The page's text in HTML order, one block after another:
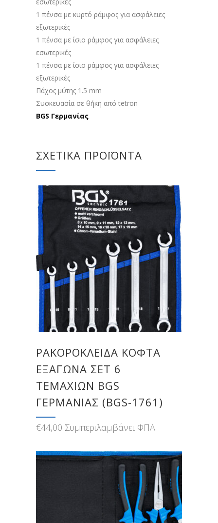
εσωτερικές
1 πένσα με κυρτό ράμφος για ασφάλειες
εξωτερικές
1 πένσα με ίσιο ράμφος για ασφάλειες
εσωτερικές
1 πένσα με ίσιο ράμφος για ασφάλειες
εξωτερικές
Πάχος μύτης 1.5 mm
Συσκευασία σε θήκη από tetron
BGS Γερμανίας
ΣΧΕΤΙΚΆ ΠΡΟΪΌΝΤΑ
ΡΑΚΟΡΌΚΛΕΙΔΑ ΚΟΦΤΆ
ΕΞΆΓΩΝΑ ΣΕΤ 6
ΤΕΜΑΧΊΩΝ BGS
ΓΕΡΜΑΝΊΑΣ (BGS-1761)
€44,00 Συμπεριλαμβάνει ΦΠΑ